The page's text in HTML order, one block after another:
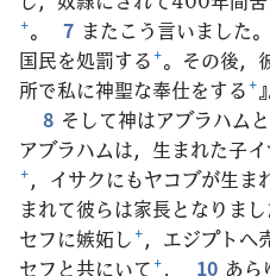
+。 7 またこう言いました
国民を処罰する+。その後，
所で私に神聖な奉仕をする+
8 そして神はアブラハム
アブラハムは，生まれた子イ
+，イサクにもヤコブが生
まれて彼らは家長となりまし
セフに嫉妬し+，エジプトへ
セフと共にいて+， 10 あら